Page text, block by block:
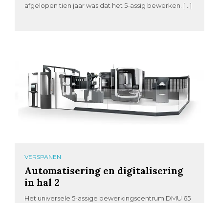
afgelopen tien jaar was dat het 5-assig bewerken. […]
VERSPANEN
Automatisering en digitalisering
in hal 2
Het universele 5-assige bewerkingscentrum DMU 65